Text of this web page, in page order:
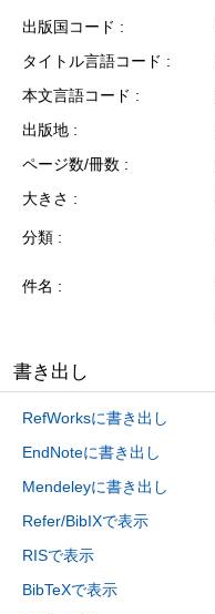
出版国コード
タイトル言語コード
本文言語コード
出版地
ページ数/冊数
大きさ
分類
件名
書き出し
RefWorksに書き出し
EndNoteに書き出し
Mendeleyに書き出し
Refer/BibIXで表示
RISで表示
BibTeXで表示